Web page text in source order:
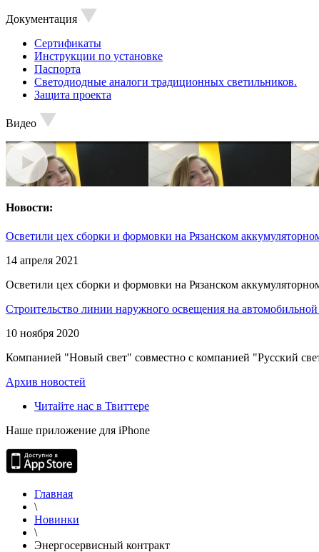
Документация
Сертификаты
Инструкции по установке
Паспорта
Светодиодные аналоги традиционных светильников.
Защита проекта
Видео
Новости:
Осветили цех сборки и формовки на Рязанском
14 апреля 2021
Осветили цех сборки и формовки на Рязанском
Строительство линии наружного освещения на
10 ноября 2020
Компанией "Новый свет" совместно с компанией "Русский
Архив новостей
Читайте нас в Твиттере
Наше приложение для iPhone
Главная
\
Новинки
\
Энергосервисный контракт